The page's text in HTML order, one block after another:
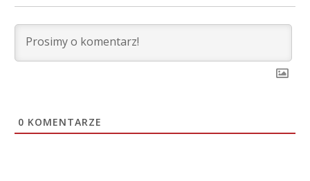
0 KOMENTARZE